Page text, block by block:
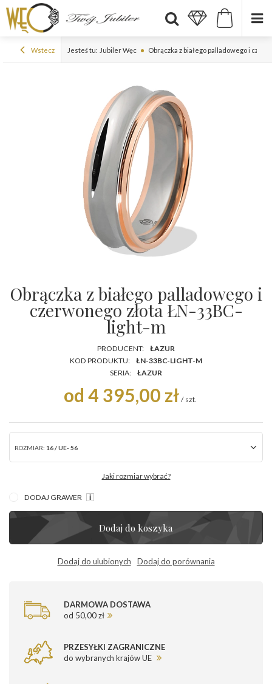
Wstecz Jesteś tu: Jubiler Węc Obrączka z białego palladowego i
Obrączka z białego palladowego i
czerwonego złota ŁN-33BC-
light-m
PRODUCENT:
ŁAZUR
KOD PRODUKTU:
ŁN-33BC-LIGHT-M
SERIA:
ŁAZUR
od 4 395,00 zł / szt.
ROZMIAR: 16 / UE- 56
Jaki rozmiar wybrać?
DODAJ GRAWER
Dodaj do koszyka
Dodaj do ulubionych Dodaj do porównania
DARMOWA DOSTAWA
od 50,00 zł
PRZESYŁKI ZAGRANICZNE
do wybranych krajów UE